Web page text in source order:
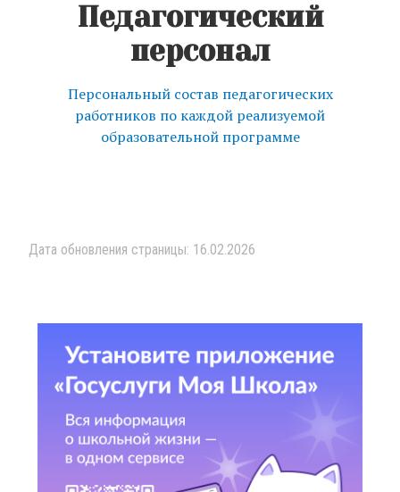
Педагогический
персонал
Персональный состав педагогических
работников по каждой реализуемой
образовательной программе
Дата обновления страницы: 16.02.2026